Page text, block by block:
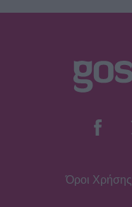
Όροι Χρήσης